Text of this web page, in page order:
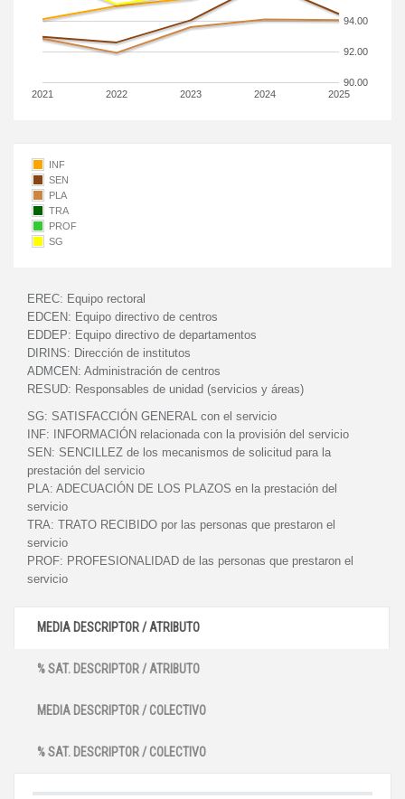
2021 2022 2023 2024 2025
90.00
92.00
94.00
INF
SEN
PLA
TRA
PROF
SG
EREC: Equipo rectoral
EDCEN: Equipo directivo de centros
EDDEP: Equipo directivo de departamentos
DIRINS: Dirección de institutos
ADMCEN: Administración de centros
RESUD: Responsables de unidad (servicios y áreas)
SG: SATISFACCIÓN GENERAL con el servicio
INF:
INFORMACIÓN relacionada con la provisión del servicio
SEN: SENCILLEZ de los mecanismos de solicitud para la
prestación del servicio
PLA: ADECUACIÓN DE LOS PLAZOS en la prestación del
servicio
TRA: TRATO RECIBIDO por las personas que prestaron el
servicio
PROF: PROFESIONALIDAD de las personas que prestaron el
servicio
MEDIA DESCRIPTOR / ATRIBUTO
% SAT. DESCRIPTOR / ATRIBUTO
MEDIA DESCRIPTOR / COLECTIVO
% SAT. DESCRIPTOR / COLECTIVO